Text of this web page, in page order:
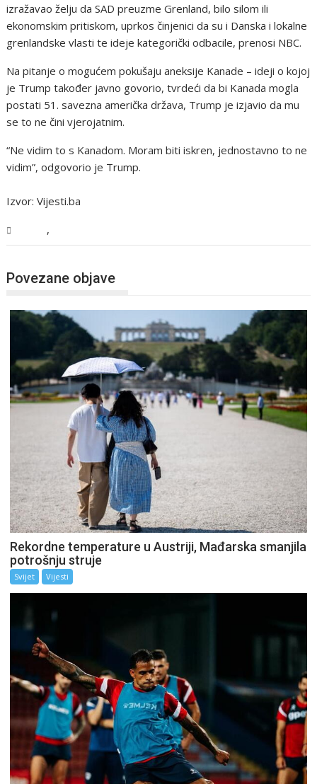
izražavao želju da SAD preuzme Grenland, bilo silom ili
ekonomskim pritiskom, uprkos činjenici da su i Danska i lokalne
grenlandske vlasti te ideje kategorički odbacile, prenosi NBC.
Na pitanje o mogućem pokušaju aneksije Kanade – ideji o kojoj
je Trump također javno govorio, tvrdeći da bi Kanada mogla
postati 51. savezna američka država, Trump je izjavio da mu
se to ne čini vjerojatnim.
“Ne vidim to s Kanadom. Moram biti iskren, jednostavno to ne
vidim”, odgovorio je Trump.
Izvor: Vijesti.ba
,
Povezane objave
Rekordne temperature u Austriji, Mađarska smanjila
potrošnju struje
Svijet Vijesti